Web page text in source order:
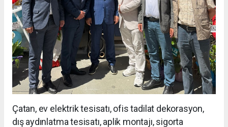
Çatan, ev elektrik tesisatı, ofis tadilat dekorasyon,
dış aydınlatma tesisatı, aplik montajı, sigorta